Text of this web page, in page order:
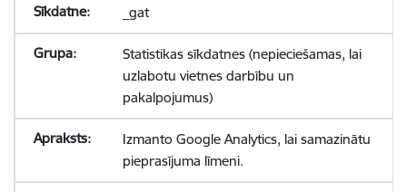
_gat
Statistikas sīkdatnes (nepieciešamas, lai
uzlabotu vietnes darbību un
pakalpojumus)
Izmanto Google Analytics, lai samazinātu
pieprasījuma līmeni.